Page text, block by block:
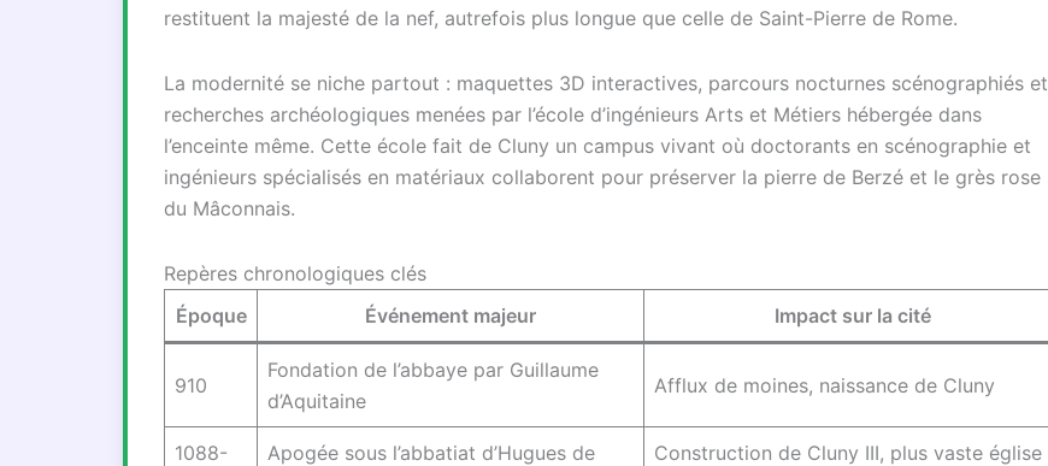
restituent la majesté de la nef, autrefois plus longue que celle de Saint-Pierre de Rome.
La modernité se niche partout : maquettes 3D interactives, parcours nocturnes scénographiés et
recherches archéologiques menées par l’école d’ingénieurs Arts et Métiers hébergée dans
l’enceinte même. Cette école fait de Cluny un campus vivant où doctorants en scénographie et
ingénieurs spécialisés en matériaux collaborent pour préserver la pierre de Berzé et le grès rose
du Mâconnais.
Repères chronologiques clés
Époque
Événement majeur Impact sur la cité
910
Fondation de l’abbaye par Guillaume
d’Aquitaine
Afflux de moines, naissance de Cluny
1088-
Apogée sous l’abbatiat d’Hugues de
Construction de Cluny III, plus vaste église